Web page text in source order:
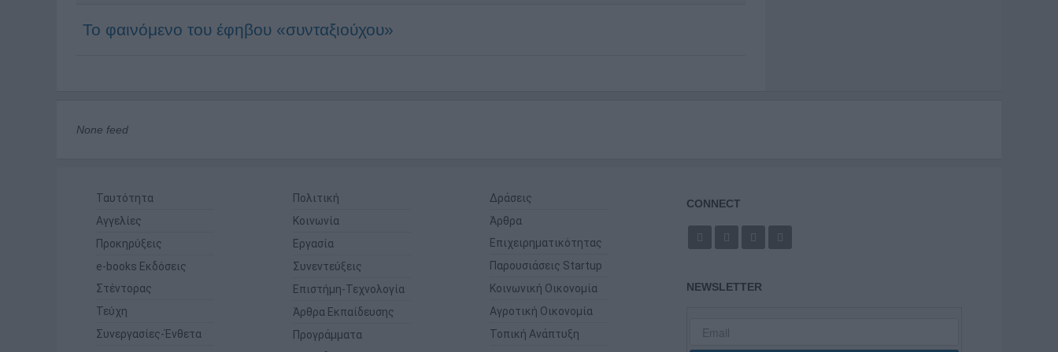
Το φαινόμενο του έφηβου «συνταξιούχου»
None feed
Ταυτότητα
Αγγελίες
Προκηρύξεις
e-books Εκδόσεις
Στέντορας
Τεύχη
Συνεργασίες-Ένθετα
Πολιτική
Κοινωνία
Εργασία
Συνεντεύξεις
Επιστήμη-Τεχνολογία
Άρθρα Εκπαίδευσης
Προγράμματα
Δράσεις
Άρθρα
Επιχειρηματικότητας
Παρουσιάσεις Startup
Κοινωνική Οικονομία
Αγροτική Οικονομία
Τοπική Ανάπτυξη
CONNECT
NEWSLETTER